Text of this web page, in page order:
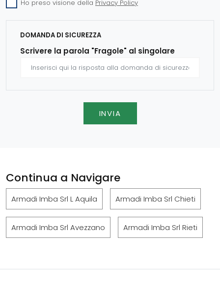
Ho preso visione della Privacy Policy
DOMANDA DI SICUREZZA
Scrivere la parola "Fragole" al singolare
INVIA
Continua a Navigare
Armadi Imba Srl L Aquila Armadi Imba Srl Chieti
Armadi Imba Srl Avezzano Armadi Imba Srl Rieti